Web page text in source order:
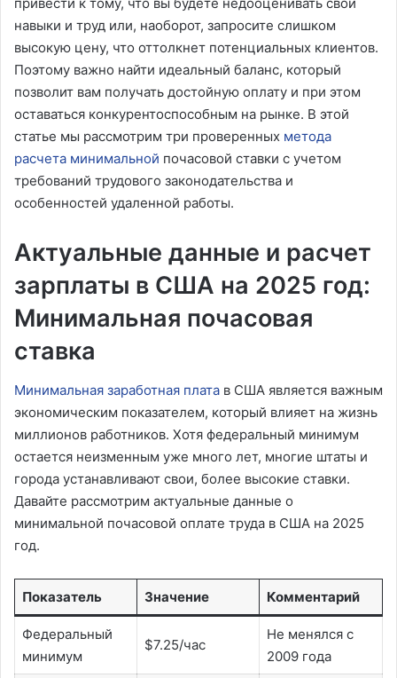
навыки и труд или, наоборот, запросите слишком
высокую цену, что оттолкнет потенциальных клиентов.
Поэтому важно найти идеальный баланс, который
позволит вам получать достойную оплату и при этом
оставаться конкурентоспособным на рынке. В этой
статье мы рассмотрим три проверенных метода
расчета минимальной почасовой ставки с учетом
требований трудового законодательства и
особенностей удаленной работы.
Актуальные данные и расчет
зарплаты в США на 2025 год:
Минимальная почасовая
ставка
Минимальная заработная плата в США является важным
экономическим показателем, который влияет на жизнь
миллионов работников. Хотя федеральный минимум
остается неизменным уже много лет, многие штаты и
города устанавливают свои, более высокие ставки.
Давайте рассмотрим актуальные данные о
минимальной почасовой оплате труда в США на 2025
год.
Показатель Значение Комментарий
Федеральный
минимум
$7.25/час
Не менялся с
2009 года